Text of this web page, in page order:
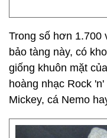
Trong số hơn 1.700
bảo tàng này, có
giống khuôn mặt
hoàng nhạc Rock 'n'
Mickey, cá Nemo